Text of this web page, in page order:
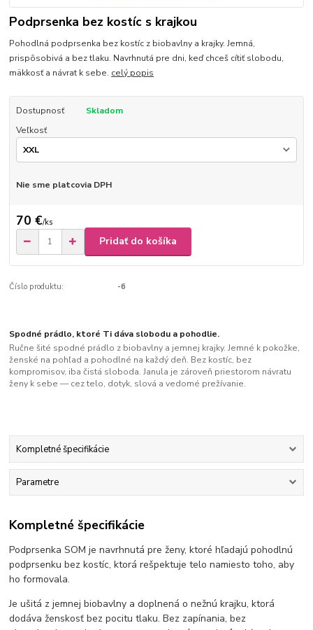
Podprsenka bez kostíc s krajkou
Pohodlná podprsenka bez kostíc z biobavlny a krajky. Jemná,
prispôsobivá a bez tlaku. Navrhnutá pre dni, keď chceš cítiť slobodu,
mäkkosť a návrat k sebe. celý popis
Dostupnosť
Skladom
Veľkosť
Nie sme platcovia DPH
70 €/ks
Pridať do košíka
Číslo produktu: -6
Spodné prádlo, ktoré Ti dáva slobodu a pohodlie.
Ručne šité spodné prádlo z biobavlny a jemnej krajky. Jemné k pokožke,
ženské na pohľad a pohodlné na každý deň. Bez kostíc, bez
kompromisov, iba čistá sloboda. Janula je zároveň priestorom návratu
ženy k sebe — cez telo, dotyk, slová a vedomé prežívanie.
Kompletné špecifikácie
Parametre
Kompletné špecifikácie
Podprsenka SOM je navrhnutá pre ženy, ktoré hľadajú pohodlnú
podprsenku bez kostíc, ktorá rešpektuje telo namiesto toho, aby
ho formovala.
Je ušitá z jemnej biobavlny a doplnená o nežnú krajku, ktorá
dodáva ženskosť bez pocitu tlaku. Bez zapínania, bez